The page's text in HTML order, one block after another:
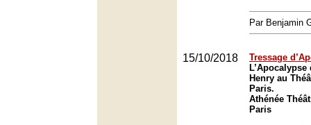
Par Benjamin
15/10/2018
Tressage
Henry au
Paris.
Athénée
Paris